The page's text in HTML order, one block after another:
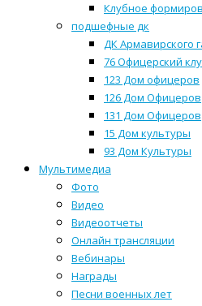
Клубное
подшефные дк
ДК Армавирского
76 Офицерский
123 Дом офицеров
126 Дом Офицеров
131 Дом Офицеров
15 Дом культуры
93 Дом Культуры
Мультимедиа
Фото
Видео
Видеоотчеты
Онлайн трансляции
Вебинары
Награды
Песни военных лет